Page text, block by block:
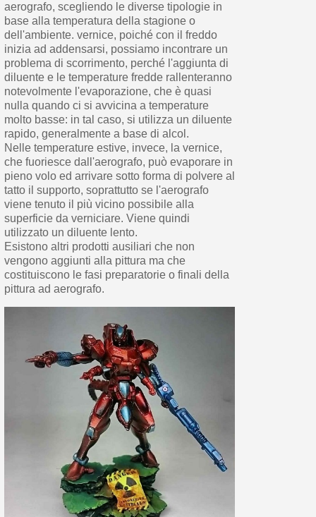
aerografo, scegliendo le diverse tipologie in
base alla temperatura della stagione o
dell'ambiente. vernice, poiché con il freddo
inizia ad addensarsi, possiamo incontrare un
problema di scorrimento, perché l'aggiunta di
diluente e le temperature fredde rallenteranno
notevolmente l'evaporazione, che è quasi
nulla quando ci si avvicina a temperature
molto basse: in tal caso, si utilizza un diluente
rapido, generalmente a base di alcol.
Nelle temperature estive, invece, la vernice,
che fuoriesce dall'aerografo, può evaporare in
pieno volo ed arrivare sotto forma di polvere al
tatto il supporto, soprattutto se l'aerografo
viene tenuto il più vicino possibile alla
superficie da verniciare. Viene quindi
utilizzato un diluente lento.
Esistono altri prodotti ausiliari che non
vengono aggiunti alla pittura ma che
costituiscono le fasi preparatorie o finali della
pittura ad aerografo.